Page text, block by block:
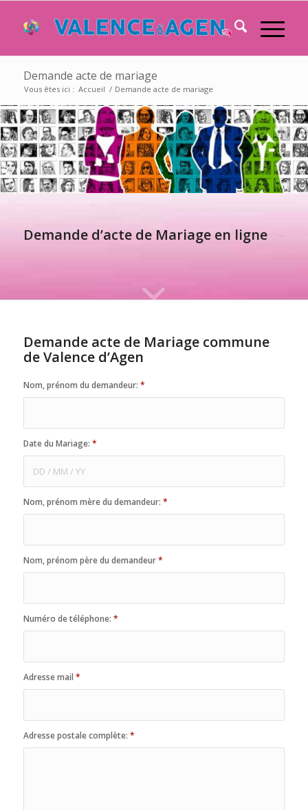
Demande acte de mariage
Vous êtes ici : Accueil / Demande acte de mariage
Demande d’acte de Mariage en ligne
Demande acte de Mariage commune
de Valence d’Agen
Nom, prénom du demandeur: *
Date du Mariage: *
Nom, prénom mère du demandeur: *
Nom, prénom père du demandeur*
Numéro de téléphone: *
Adresse mail *
Adresse postale complète: *